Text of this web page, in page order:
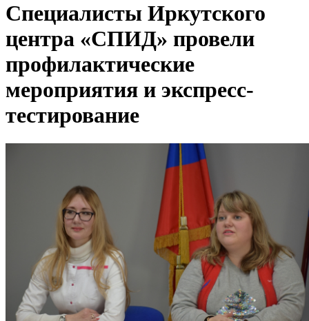
Специалисты Иркутского
центра «СПИД» провели
профилактические
мероприятия и экспресс-
тестирование